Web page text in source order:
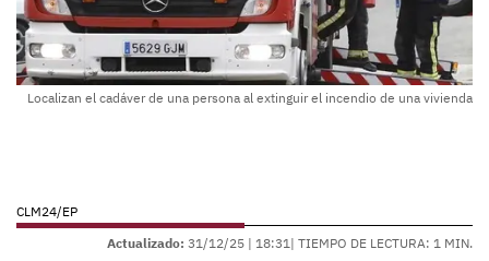
Localizan el cadáver de una persona al extinguir el incendio de una vivienda
CLM24/EP
Actualizado: 31/12/25 | 18:31| TIEMPO DE LECTURA: 1 MIN.